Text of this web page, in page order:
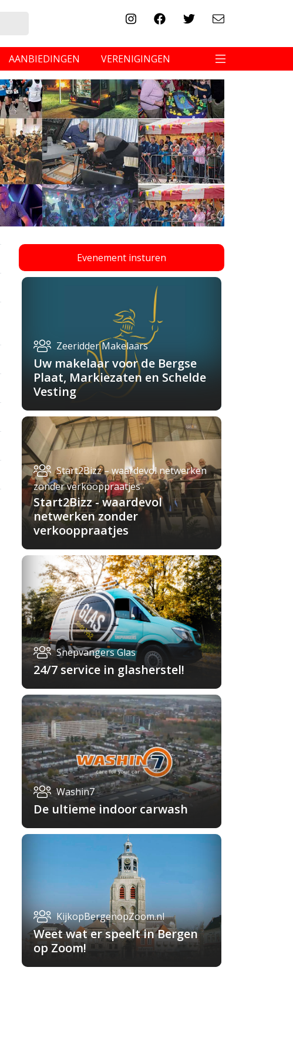
AANBIEDINGEN VERENIGINGEN
Evenement insturen
Zeeridder Makelaars
Uw makelaar voor de Bergse
Plaat, Markiezaten en Schelde
Vesting
Start2Bizz – waardevol netwerken
zonder verkooppraatjes
Start2Bizz - waardevol
netwerken zonder
verkooppraatjes
Snepvangers Glas
24/7 service in glasherstel!
Washin7
De ultieme indoor carwash
KijkopBergenopZoom.nl
Weet wat er speelt in Bergen
op Zoom!